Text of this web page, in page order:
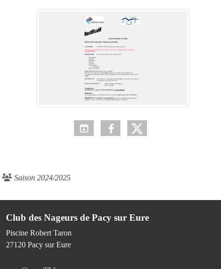
Saison 2024/2025
Club des Nageurs de Pacy sur Eure
Piscine Robert Taron
27120 Pacy sur Eure